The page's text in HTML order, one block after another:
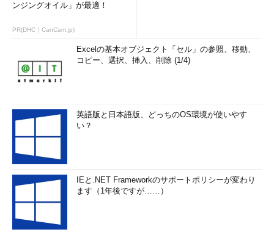
--charset
ツリーを表す線に使用する文字セットや、HTMLやXML
従う）
-n
常に色なしで表示（「-C」を打ち消す）
-H URL
--nolinks
HTML出力時にリンクを出力しない
トル
HTML出力時のタイトル（title要素およびH1要素で出力
-X
ディレクトリやファイルをツリー状に表示する
ンジングオイル」が最適！
PR(DHC｜CanCam.jp)
Excelの基本オブジェクト「セル」の参照、移動、
コピー、選択、挿入、削除 (1/4)
英語版と日本語版、どっちのOS環境が使いやす
い？
IEと.NET Frameworkのサポートポリシーが変わり
ます（1年後ですが……）